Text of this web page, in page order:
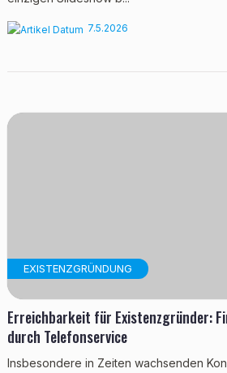
7.5.2026
EXISTENZGRÜNDUNG
Erreichbarkeit für Existenzgründer:
durch Telefonservice
Insbesondere in Zeiten wachsenden